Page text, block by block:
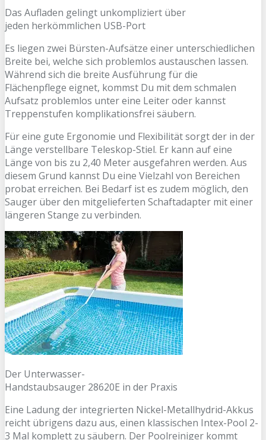
Das Aufladen gelingt unkompliziert über
jeden herkömmlichen USB-Port
Es liegen zwei Bürsten-Aufsätze einer unterschiedlichen
Breite bei, welche sich problemlos austauschen lassen.
Während sich die breite Ausführung für die
Flächenpflege eignet, kommst Du mit dem schmalen
Aufsatz problemlos unter eine Leiter oder kannst
Treppenstufen komplikationsfrei säubern.
Für eine gute Ergonomie und Flexibilität sorgt der in der
Länge verstellbare Teleskop-Stiel. Er kann auf eine
Länge von bis zu 2,40 Meter ausgefahren werden. Aus
diesem Grund kannst Du eine Vielzahl von Bereichen
probat erreichen. Bei Bedarf ist es zudem möglich, den
Sauger über den mitgelieferten Schaftadapter mit einer
längeren Stange zu verbinden.
Der Unterwasser-
Handstaubsauger 28620E in der Praxis
Eine Ladung der integrierten Nickel-Metallhydrid-Akkus
reicht übrigens dazu aus, einen klassischen Intex-Pool 2-
3 Mal komplett zu säubern. Der Poolreiniger kommt